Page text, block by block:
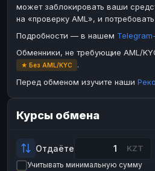
Ripple XRP
Paxum USD
Perfect Money
Payoneer USD
ЮMoney RUB
БАЛАНСЫ
может заблокировать ваши
на «проверку AML», и
Подробности — в нашем
Обменники, не требующие AML/
★ Без AML/KYC
.
Перед обменом изучите наши
Курсы обмена
Отдаёте KZT
Учитывать минимальную сумму